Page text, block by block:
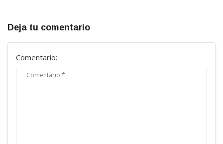
Deja tu comentario
Comentario: